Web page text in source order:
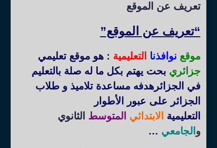
تعريف عن الموقع
“تعريف عن الموقع”
موقع نوافذنا التعليمية : هو موقع تعليمي
جزائري بحت يهتم بكل ما له صلة بالتعليم
في الجزائرهدفه مساعدة تلاميذ و طلاب
الجزائر على عبور الأطوار
التعليمية
الابتدائي المتوسط الثانوي
و الجامعي …